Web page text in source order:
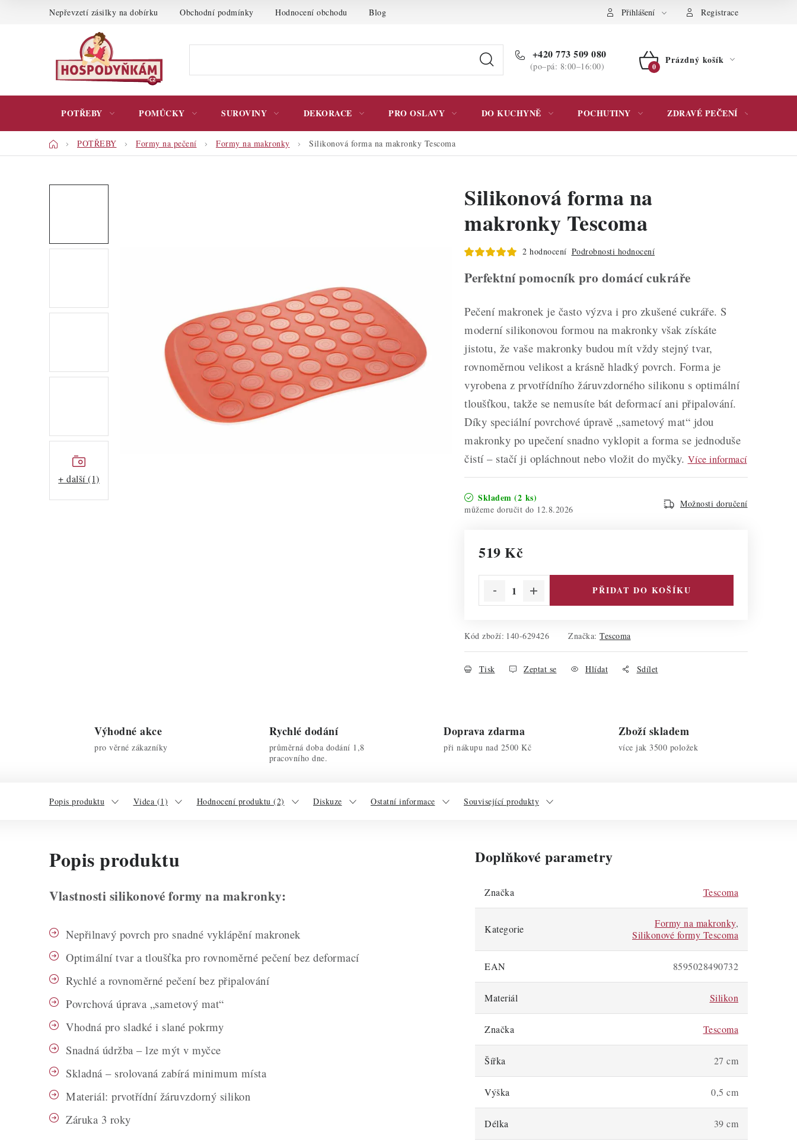
Nepřevzetí zásilky na dobírku Obchodní podmínky Hodnocení obchodu Blog Podmínky ochrany osobních údajů Přihlášení Registrace
+420 773 509 080
(po–pá: 8:00–16:00)
NÁKUPNÍ
Prázdný košík
POTŘEBY POMŮCKY SUROVINY DEKORACE PRO OSLAVY DO KUCHYNĚ POCHUTINY ZDRAVÉ PEČENÍ
DomůPOTŘEBY Formy na pečení Formy na makronky Silikonová forma na makronky Tescoma
+ další (1)
Silikonová forma na
makronky Tescoma
2 hodnocení Podrobnosti hodnocení
Perfektní pomocník pro domácí cukráře
Pečení makronek je často výzva i pro zkušené cukráře. S
moderní silikonovou formou na makronky však získáte
jistotu, že vaše makronky budou mít vždy stejný tvar,
rovnoměrnou velikost a krásně hladký povrch. Forma je
vyrobena z prvotřídního žáruvzdorného silikonu s optimální
tloušťkou, takže se nemusíte bát deformací ani připalování.
Díky speciální povrchové úpravě „sametový mat“ jdou
makronky po upečení snadno vyklopit a forma se jednoduše
čistí – stačí ji opláchnout nebo vložit do myčky. Více informací
Skladem (2 ks)
12.8.2026
Možnosti doručení
519 Kč
PŘIDAT DO KOŠÍKU
Kód zboží: 140-629426 Značka: Tescoma
Tisk Zeptat se Hlídat Sdílet
Výhodné akce
pro věrné zákazníky
Rychlé dodání
průměrná doba dodání 1,8
pracovního dne.
Doprava zdarma
při nákupu nad 2500 Kč
Zboží skladem
více jak 3500 položek
Popis produktu Videa (1) Hodnocení produktu (2) Diskuze Ostatní informace Související produkty
Popis produktu
Vlastnosti silikonové formy na makronky:
Nepřilnavý povrch pro snadné vyklápění makronek
Optimální tvar a tloušťka pro rovnoměrné pečení bez deformací
Rychlé a rovnoměrné pečení bez připalování
Povrchová úprava „sametový mat“
Vhodná pro sladké i slané pokrmy
Snadná údržba – lze mýt v myčce
Skladná – srolovaná zabírá minimum místa
Materiál: prvotřídní žáruvzdorný silikon
Záruka 3 roky
Doplňkové parametry
Značka Tescoma
Kategorie Formy na makronky,
Silikonové formy Tescoma
EAN 8595028490732
Materiál Silikon
Značka Tescoma
Šířka 27 cm
Výška 0,5 cm
Délka 39 cm